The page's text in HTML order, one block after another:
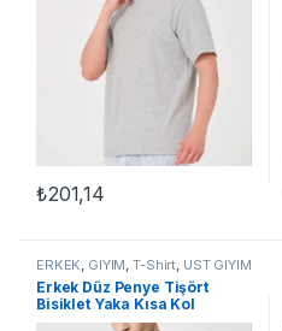
₺201,14
Bu ürünün birden fazla
ERKEK GİYİM ,T-Shirt ÜST GİYİM
Erkek Düz Penye Tişört
Bisiklet Yaka Kısa Kol
Regular Fit T-Shirt – Yeşil